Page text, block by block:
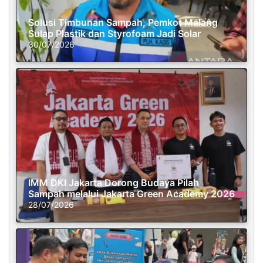
Solusi Timbunan Sampah, Pemkot Malang
Sulap Plastik dan Styrofoam Jadi Solar
30/07/2026
IMM DKI Jakarta Dorong Budaya Pilah
Sampah melalui Jakarta Green Academy 2026
28/07/2026